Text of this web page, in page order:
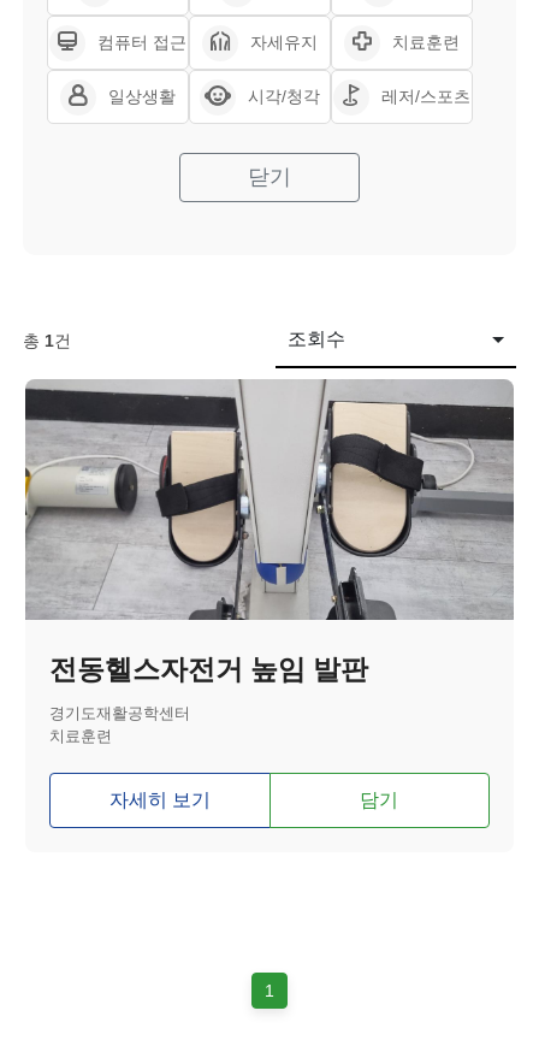
컴퓨터 접근 자세유지 치료훈련
일상생활 시각/청각 레저/스포츠
닫기
총 1건 조회수
전동헬스자전거 높임 발판
경기도재활공학센터
치료훈련
자세히 보기 담기
1